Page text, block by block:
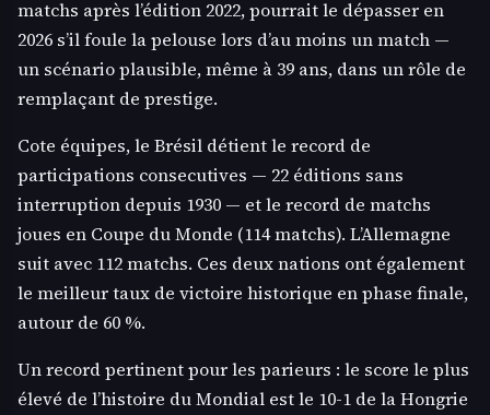
matchs après l’édition 2022, pourrait le dépasser en
2026 s’il foule la pelouse lors d’au moins un match —
un scénario plausible, même à 39 ans, dans un rôle de
remplaçant de prestige.
Cote équipes, le Brésil détient le record de
participations consecutives — 22 éditions sans
interruption depuis 1930 — et le record de matchs
joues en Coupe du Monde (114 matchs). L’Allemagne
suit avec 112 matchs. Ces deux nations ont également
le meilleur taux de victoire historique en phase finale,
autour de 60 %.
Un record pertinent pour les parieurs : le score le plus
élevé de l’histoire du Mondial est le 10-1 de la Hongrie